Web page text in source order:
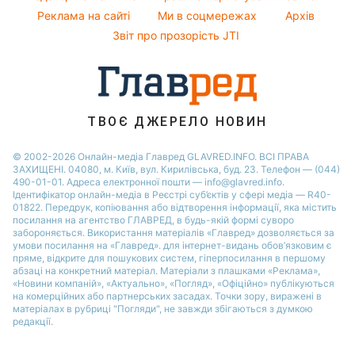
Святкове меню
Пилова буря
Реклама на сайті
Ми в соцмережах
Архів
Звіт про прозорість JTI
ТВОЄ ДЖЕРЕЛО НОВИН
© 2002-2026 Онлайн-медіа Главред GLAVRED.INFO. ВСІ ПРАВА
ЗАХИЩЕНІ. 04080, м. Київ, вул. Кирилівська, буд. 23. Телефон — (044)
490-01-01. Адреса електронної пошти — info@glavred.info.
Ідентифікатор онлайн-медіа в Реєстрі суб’єктів у сфері медіа — R40-
01822. Передрук, копіювання або відтворення інформації, яка містить
посилання на агентство ГЛАВРЕД, в будь-якій формi суворо
забороняється. Використання матеріалів «Главред» дозволяється за
умови посилання на «Главред». для інтернет-видань обов’язковим є
пряме, відкрите для пошукових систем, гіперпосилання в першому
абзаці на конкретний матеріал. Матеріали з плашками «Реклама»,
«Новини компаній», «Актуально», «Погляд», «Офіційно» публікуються
на комерційних або партнерських засадах. Точки зору, виражені в
матеріалах в рубриці "Погляди", не завжди збігаються з думкою
редакції.